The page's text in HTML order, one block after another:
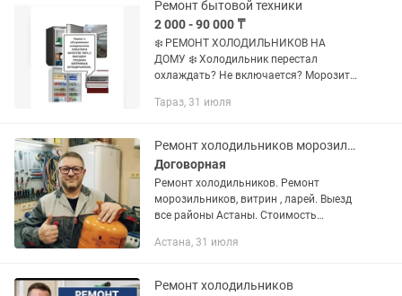
Ремонт бытовой техники
2 000 - 90 000 ₸
❄️ РЕМОНТ ХОЛОДИЛЬНИКОВ НА
ДОМУ ❄️ Холодильник перестал
охлаждать? Не включается? Морозит
посторонний шум? Мы быстро
Выполняем: • Ремонт...
Тараз, 31 июля
Ремонт холодильников морозильников Замена мотора
Договорная
Ремонт холодильников. Ремонт
морозильников, витрин , ларей. Выезд
все районы Астаны. Стоимость
пригород — 10 000 тг
восстановление...
Астана, 31 июля
Ремонт холодильников